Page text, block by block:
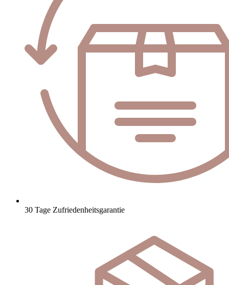
30 Tage Zufriedenheitsgarantie